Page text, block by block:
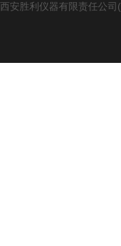
西安胜利仪器有限责任公